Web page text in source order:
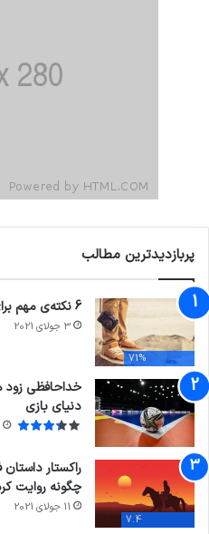
پربازدیدترین مطالب
71%
6 نکته‌ی مهم برای گرفتن عکس‌های جذاب‌تر در سفر
3 جولای 2021
خداحافظی زود
دنیای بازی
7.4
راکستار
چگونه روایت
11 جولای 2021